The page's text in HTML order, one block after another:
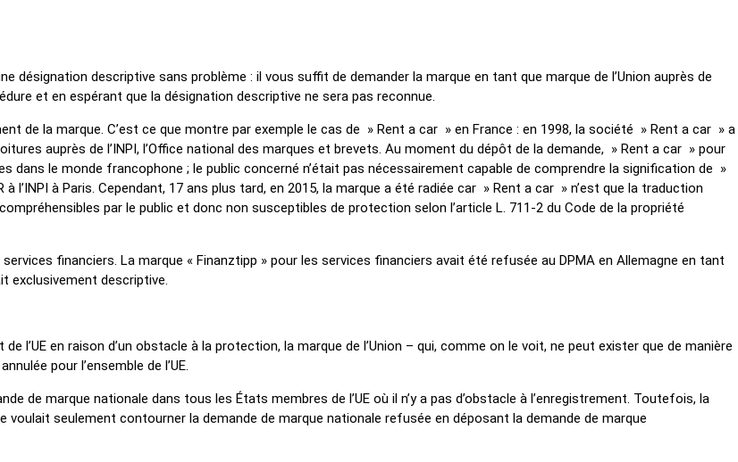
désignation descriptive sans problème : il vous suffit de demander la marque en tant que marque de l’Union auprès de
et en espérant que la désignation descriptive ne sera pas reconnue.
de la marque. C’est ce que montre par exemple le cas de » Rent a car » en France : en 1998, la société » Rent a car » a
auprès de l’INPI, l’Office national des marques et brevets. Au moment du dépôt de la demande, » Rent a car » pour
le monde francophone ; le public concerné n’était pas nécessairement capable de comprendre la signification de »
à Paris. Cependant, 17 ans plus tard, en 2015, la marque a été radiée car » Rent a car » n’est que la traduction
par le public et donc non susceptibles de protection selon l’article L. 711-2 du Code de la propriété
financiers. La marque « Finanztipp » pour les services financiers avait été refusée au DPMA en Allemagne en tant
exclusivement descriptive.
l’UE en raison d’un obstacle à la protection, la marque de l’Union – qui, comme on le voit, ne peut exister que de manière
pour l’ensemble de l’UE.
de marque nationale dans tous les États membres de l’UE où il n’y a pas d’obstacle à l’enregistrement. Toutefois, la
seulement contourner la demande de marque nationale refusée en déposant la demande de marque